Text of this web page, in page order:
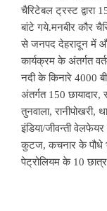
चैरिटेबल ट्रस्ट
बांटे गये.मनबीर कौर
से जनपद देहरादून में
कार्यक्रम के अंतर्गत
नदी के किनारे 4000
अंतर्गत 150 छायादार,
तुनवाला, रानीपोखरी,
इंडिया/जीवन्ती
कुटज, कचनार के पौधे
पेट्रोलियम के 10